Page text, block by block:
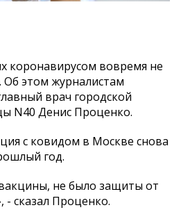
коронавирусом вовремя не
этом журналистам
врач городской
N40 Денис Проценко.
с ковидом в Москве снова
год.
не было защиты от
- сказал Проценко.